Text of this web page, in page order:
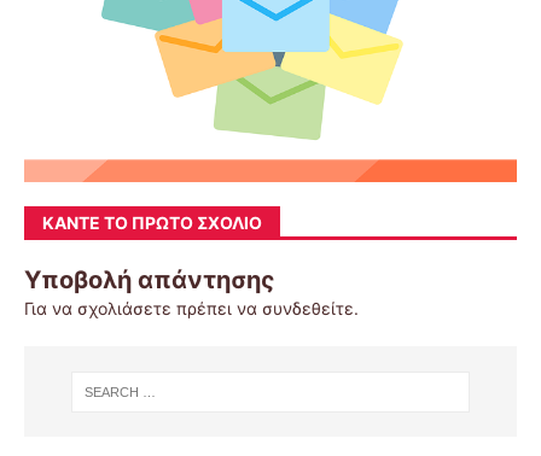
ΚΆΝΤΕ ΤΟ ΠΡΏΤΟ ΣΧΌΛΙΟ
Υποβολή απάντησης
Για να σχολιάσετε πρέπει να συνδεθείτε.